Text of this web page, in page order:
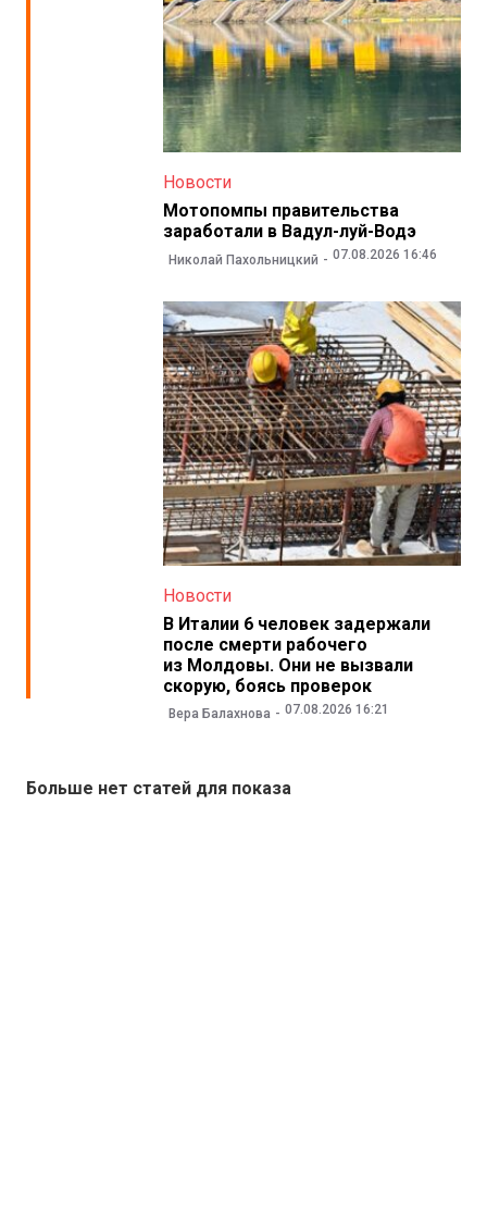
Новости
Мотопомпы правительства
заработали в Вадул-луй-Водэ
Николай Пахольницкий 07.08.2026 16:46
Новости
В Италии 6 человек задержали
после смерти рабочего
из Молдовы. Они не вызвали
скорую, боясь проверок
Вера Балахнова 07.08.2026 16:21
Больше нет статей для показа